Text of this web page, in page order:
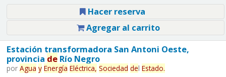
Hacer reserva
Agregar al carrito
Estación transformadora San Antoni Oeste,
provincia deRío Negro
por Agua y Energía Eléctrica, Sociedad del Estado.